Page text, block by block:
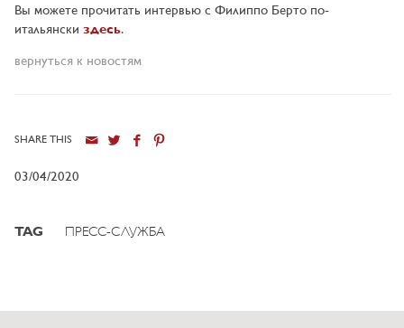
Вы можете прочитать интервью с Филиппо Берто по-
итальянски здесь.
вернуться к новостям
SHARE THIS
03/04/2020
TAG ПРЕСС-СЛУЖБА